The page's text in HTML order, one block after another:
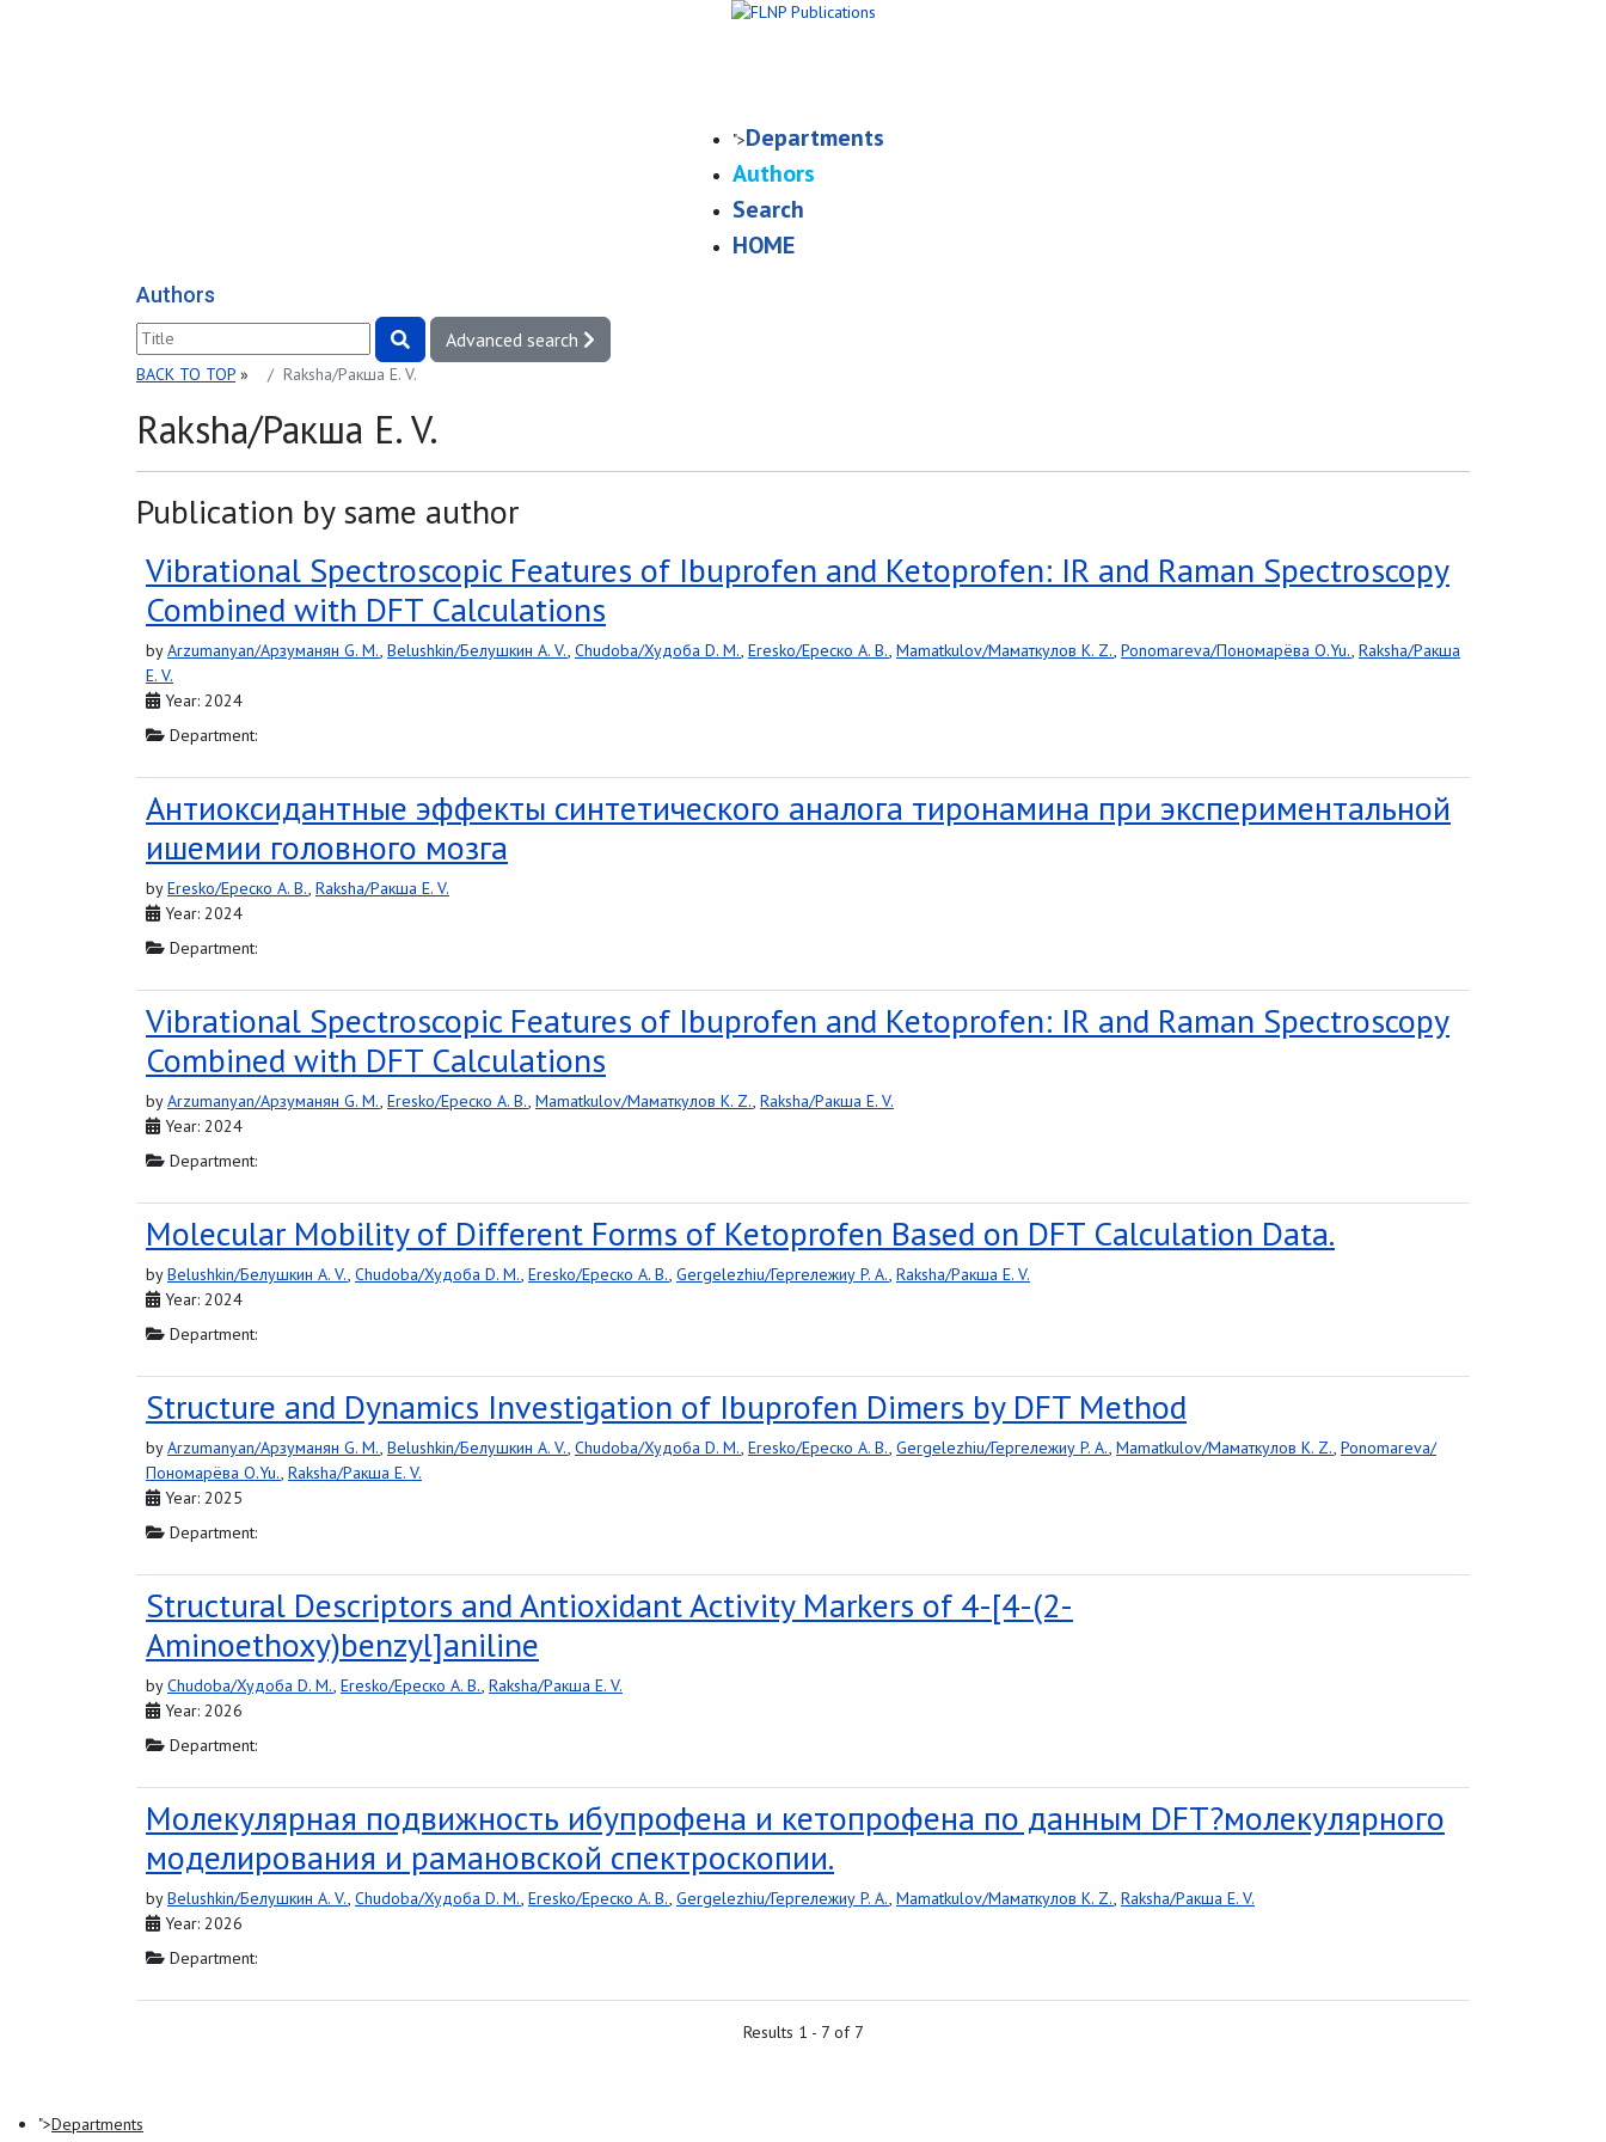
">Departments
Authors
Search
HOME
Authors
Advanced search
BACK TO TOP » Raksha/Ракша E. V.
Raksha/Ракша E. V.
Publication by same author
Vibrational Spectroscopic Features of Ibuprofen and Ketoprofen: IR and Raman Spectroscopy
Combined with DFT Calculations
byArzumanyan/Арзуманян G. M., Belushkin/Белушкин A. V., Chudoba/Худоба D. M., Eresko/Ереско A. B., Mamatkulov/Маматкулов K. Z., Ponomareva/Пономарёва O.Yu., Raksha/Ракша
E. V.
Year: 2024
Department:
Антиоксидантные эффекты синтетического аналога тиронамина при экспериментальной
ишемии головного мозга
byEresko/Ереско A. B., Raksha/Ракша E. V.
Year: 2024
Department:
Vibrational Spectroscopic Features of Ibuprofen and Ketoprofen: IR and Raman Spectroscopy
Combined with DFT Calculations
byArzumanyan/Арзуманян G. M., Eresko/Ереско A. B., Mamatkulov/Маматкулов K. Z., Raksha/Ракша E. V.
Year: 2024
Department:
Molecular Mobility of Different Forms of Ketoprofen Based on DFT Calculation Data.
byBelushkin/Белушкин A. V., Chudoba/Худоба D. M., Eresko/Ереско A. B., Gergelezhiu/Гергележиу P. A., Raksha/Ракша E. V.
Year: 2024
Department:
Structure and Dynamics Investigation of Ibuprofen Dimers by DFT Method
byArzumanyan/Арзуманян G. M., Belushkin/Белушкин A. V., Chudoba/Худоба D. M., Eresko/Ереско A. B., Gergelezhiu/Гергележиу P. A., Mamatkulov/Маматкулов K. Z., Ponomareva/
Пономарёва O.Yu., Raksha/Ракша E. V.
Year: 2025
Department:
Structural Descriptors and Antioxidant Activity Markers of 4-[4-(2-
Aminoethoxy)benzyl]aniline
byChudoba/Худоба D. M., Eresko/Ереско A. B., Raksha/Ракша E. V.
Year: 2026
Department:
Молекулярная подвижность ибупрофена и кетопрофена по данным DFT?молекулярного
моделирования и рамановской спектроскопии.
byBelushkin/Белушкин A. V., Chudoba/Худоба D. M., Eresko/Ереско A. B., Gergelezhiu/Гергележиу P. A., Mamatkulov/Маматкулов K. Z., Raksha/Ракша E. V.
Year: 2026
Department:
Results 1 - 7 of 7
">Departments